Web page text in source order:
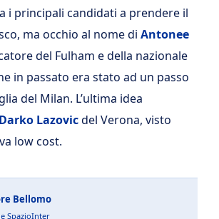
i principali candidati a prendere il
ma occhio al nome di Antonee
del Fulham e della nazionale
in passato era stato ad un passo
del Milan. L’ultima idea
Darko Lazovicdel Verona, visto
low cost.
Bellomo
SpazioInter